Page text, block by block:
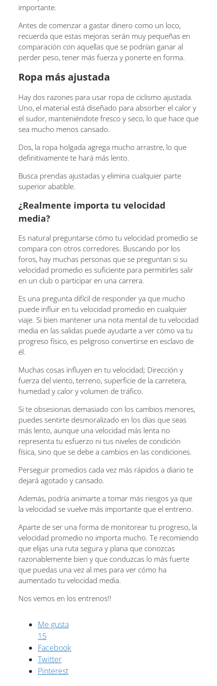
importante.
Antes de comenzar a gastar dinero como un loco,
recuerda que estas mejoras serán muy pequeñas en
comparación con aquellas que se podrían ganar al
perder peso, tener más fuerza y ponerte en forma.
Ropa más ajustada
Hay dos razones para usar ropa de ciclismo ajustada.
Uno, el material está diseñado para absorber el calor y
el sudor, manteniéndote fresco y seco, lo que hace que
sea mucho menos cansado.
Dos, la ropa holgada agrega mucho arrastre, lo que
definitivamente te hará más lento.
Busca prendas ajustadas y elimina cualquier parte
superior abatible.
¿Realmente importa tu velocidad
media?
Es natural preguntarse cómo tu velocidad promedio se
compara con otros corredores. Buscando por los
foros, hay muchas personas que se preguntan si su
velocidad promedio es suficiente para permitirles salir
en un club o participar en una carrera.
Es una pregunta difícil de responder ya que mucho
puede influir en tu velocidad promedio en cualquier
viaje. Si bien mantener una nota mental de tu velocidad
media en las salidas puede ayudarte a ver cómo va tu
progreso físico, es peligroso convertirse en esclavo de
él.
Muchas cosas influyen en tu velocidad; Dirección y
fuerza del viento, terreno, superficie de la carretera,
humedad y calor y volumen de tráfico.
Si te obsesionas demasiado con los cambios menores,
puedes sentirte desmoralizado en los días que seas
más lento, aunque una velocidad más lenta no
representa tu esfuerzo ni tus niveles de condición
física, sino que se debe a cambios en las condiciones.
Perseguir promedios cada vez más rápidos a diario te
dejará agotado y cansado.
Además, podría animarte a tomar más riesgos ya que
la velocidad se vuelve más importante que el entreno.
Aparte de ser una forma de monitorear tu progreso, la
velocidad promedio no importa mucho. Te recomiendo
que elijas una ruta segura y plana que conozcas
razonablemente bien y que conduzcas lo más fuerte
que puedas una vez al mes para ver cómo ha
aumentado tu velocidad media.
Nos vemos en los entrenos!!
Me gusta
15
Facebook
Twitter
Pinterest